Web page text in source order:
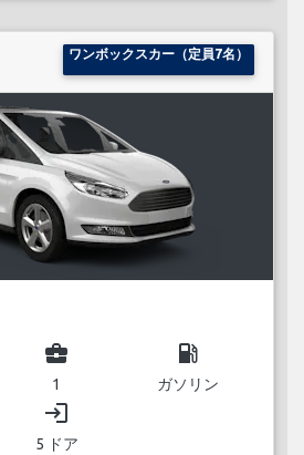
ワンボックスカー（定員7名）
business_center
1
local_gas_station
ガソリン
login
5 ドア